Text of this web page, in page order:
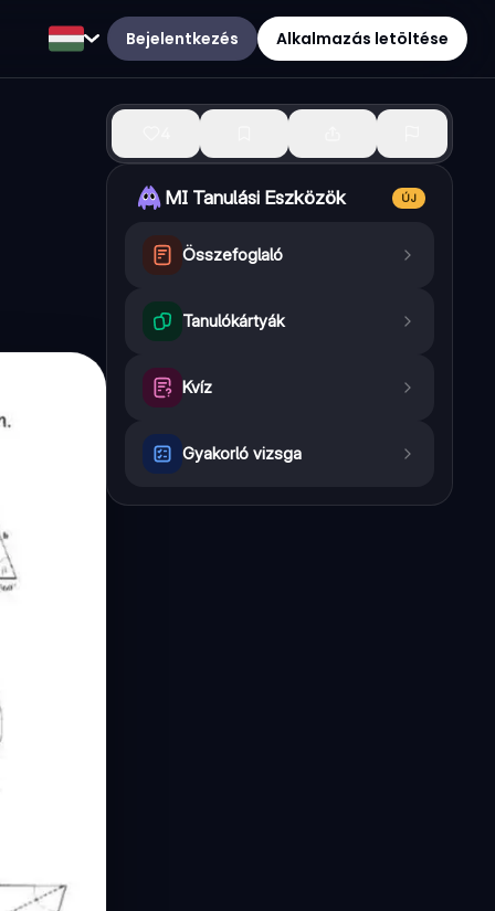
Bejelentkezés Alkalmazás letöltése
MI Tanulási Eszközök ÚJ
Összefoglaló
Tanulókártyák
Kvíz
Gyakorló vizsga